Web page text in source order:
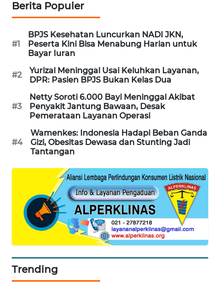
Berita Populer
#1
BPJS Kesehatan Luncurkan NADI JKN,
Peserta Kini Bisa Menabung Harian untuk
Bayar Iuran
#2
Yurizal Meninggal Usai Keluhkan Layanan,
DPR: Pasien BPJS Bukan Kelas Dua
#3
Netty Soroti 6.000 Bayi Meninggal Akibat
Penyakit Jantung Bawaan, Desak
Pemerataan Layanan Operasi
#4
Wamenkes: Indonesia Hadapi Beban Ganda
Gizi, Obesitas Dewasa dan Stunting Jadi
Tantangan
Trending
DESA
WISATA
LAPAK
WAHANA
Wahana
KONSUMEN
LISTRIK
MASYARAKAT
KELISTRIKAN
WALINKI
ID
ID